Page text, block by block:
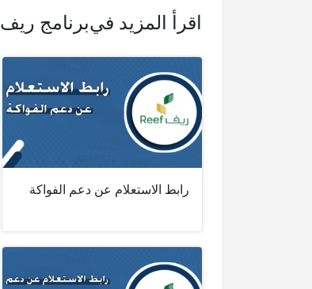
اقرأ المزيد فيبرنامج ريف
رابط الاستعلام عن دعم الفواكة